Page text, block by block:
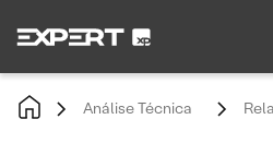
Análise Técnica